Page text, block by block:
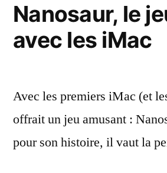
de
Center
Nanosaur, le
avec les iMac
Avec les premiers iMac (et
offrait un jeu amusant :
pour son histoire, il vaut la